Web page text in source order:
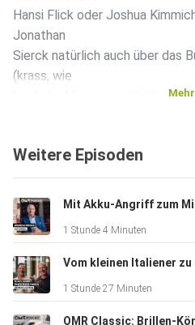
Hansi Flick oder Joshua
Jonathan
Sierck natürlich auch über das
(krass, wie
hoch die Margen sind!), über
und seine erste Begegnung mit
Fußball-Weltmeister Iker
Mehr
Weitere Episoden
1 Stunde 4 Minuten
1 Stunde 27 Minuten